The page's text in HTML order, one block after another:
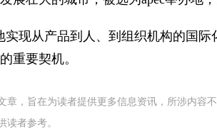
实现从产品到人、到组织机构的国
重要契机。
章，旨在为读者提供更多信息资讯，所涉内容
读者参考。